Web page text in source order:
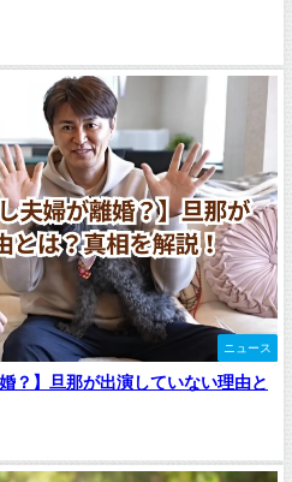
ニュース
？】旦那が出演していない理由と